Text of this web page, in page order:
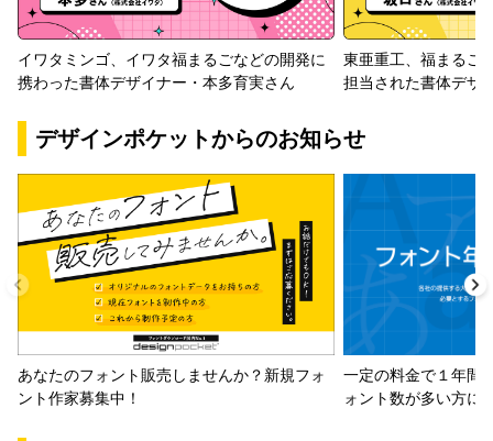
イワタミンゴ、イワタ福まるごなどの開発に
携わった書体デザイナー・本多育実さん
東亜重工、福まるご
担当された書体デザ
デザインポケットからのお知らせ
あなたのフォント販売しませんか？新規フォ
ント作家募集中！
一定の料金で１年間
ォント数が多い方に